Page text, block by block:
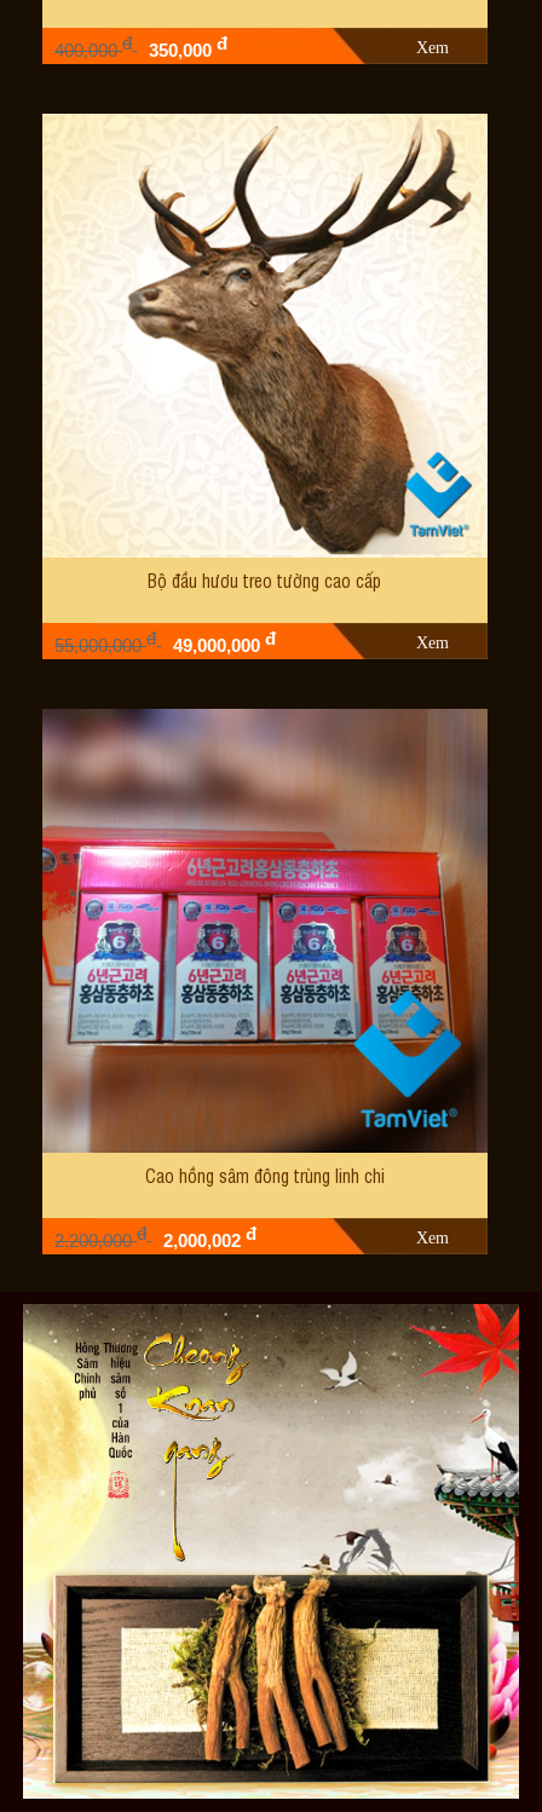
400,000đ 350,000đ Xem
Bộ đầu hươu treo tường cao cấp
55,000,000đ 49,000,000đ Xem
Cao hồng sâm đông trùng linh chi
2,200,000đ 2,000,002đ Xem